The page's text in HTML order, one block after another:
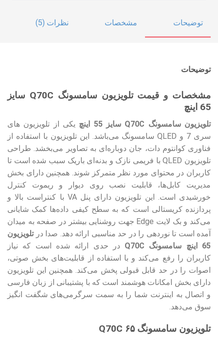
توضیحات مشخصات نظرات (5)
توضیحات
مشخصات و قیمت تلویزیون سامسونگ Q70C سایز
65 اینچ
تلویزیون سامسونگ Q70C سایز 55 اینچ
یکی از تلویزیون های
سری 7 و QLED سامسونگ می‌باشد. این تلویزیون با استفاده از
فناوری کوانتوم دات، جان دوباره‌ای به تصاویر می‌بخشد. طراحی
تلویزیون QLED با فریمی نازک و بدنه‌ای باریک سبب شده است تا
کاربران در محتوای مورد نظر متمرکز شوند. همچنین دارای بخش
مدیریت کابل‌ها، قابلیت نصب روی دیوار و ریموت کنترل
خورشیدی است. این تلویزیون دارای پنل VA با کنتراست بالا و
پردازنده کریستالی است که به سطح کیفی داده‌ها کمک شایانی
می‌کند و بک لایت Edge جهت روشنایی بیشتر در صفحه به میدان
آمده است تا نوردهی را در حد مناسبی ارائه دهد. صدا در تلویزیون
65 اینچ سامسونگ Q70C
در حدی ارائه شده است که نیاز
کاربران را رفع می‌کند و با استفاده از قابلیت‌های بخش صوتی،
اصوات را در حد قابل قبولی پخش می‌کند. همچنین این تلویزیون
دارای بخش امکانات هوشمند است که با پشتیبانی از زبان فارسی
و اتصال به اینترنت شما را به سمت سرگرمی‌های شگفت انگیز
سوق می‌دهد.
تلویزیون سامسونگ ۶۵ Q70C